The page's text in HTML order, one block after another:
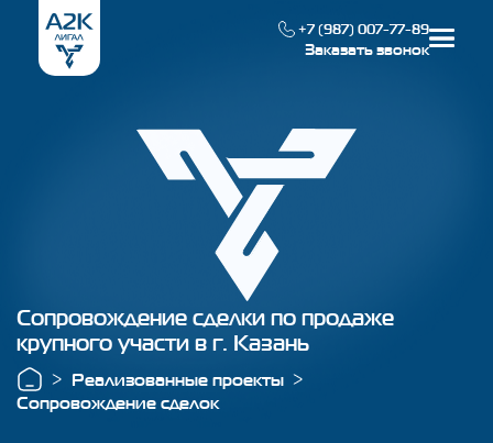
+7 (987) 007-77-89
Заказать звонок
Наша специализация
Реализованные проекты
О компании
Контакты
Сопровождение сделки по продаже
крупного участи в г. Казань
Реализованные проекты
Сопровождение сделок